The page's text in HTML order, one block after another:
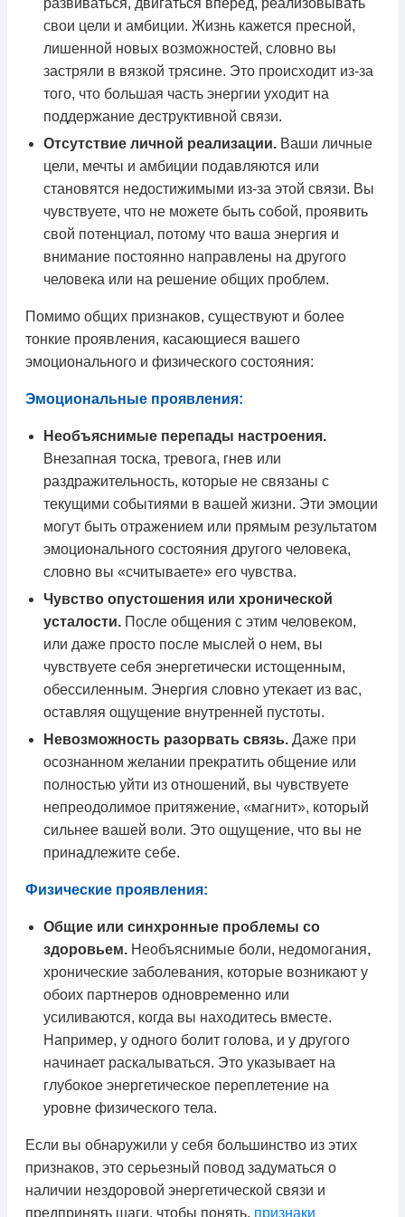
свои цели и амбиции. Жизнь кажется пресной,
лишенной новых возможностей, словно вы
застряли в вязкой трясине. Это происходит из-за
того, что большая часть энергии уходит на
поддержание деструктивной связи.
Отсутствие личной реализации. Ваши личные
цели, мечты и амбиции подавляются или
становятся недостижимыми из-за этой связи. Вы
чувствуете, что не можете быть собой, проявить
свой потенциал, потому что ваша энергия и
внимание постоянно направлены на другого
человека или на решение общих проблем.
Помимо общих признаков, существуют и более
тонкие проявления, касающиеся вашего
эмоционального и физического состояния:
Эмоциональные проявления:
Необъяснимые перепады настроения.
Внезапная тоска, тревога, гнев или
раздражительность, которые не связаны с
текущими событиями в вашей жизни. Эти эмоции
могут быть отражением или прямым результатом
эмоционального состояния другого человека,
словно вы «считываете» его чувства.
Чувство опустошения или хронической
усталости. После общения с этим человеком,
или даже просто после мыслей о нем, вы
чувствуете себя энергетически истощенным,
обессиленным. Энергия словно утекает из вас,
оставляя ощущение внутренней пустоты.
Невозможность разорвать связь. Даже при
осознанном желании прекратить общение или
полностью уйти из отношений, вы чувствуете
непреодолимое притяжение, «магнит», который
сильнее вашей воли. Это ощущение, что вы не
принадлежите себе.
Физические проявления:
Общие или синхронные проблемы со
здоровьем. Необъяснимые боли, недомогания,
хронические заболевания, которые возникают у
обоих партнеров одновременно или
усиливаются, когда вы находитесь вместе.
Например, у одного болит голова, и у другого
начинает раскалываться. Это указывает на
глубокое энергетическое переплетение на
уровне физического тела.
Если вы обнаружили у себя большинство из этих
признаков, это серьезный повод задуматься о
наличии нездоровой энергетической связи и
предпринять шаги, чтобы понять, признаки